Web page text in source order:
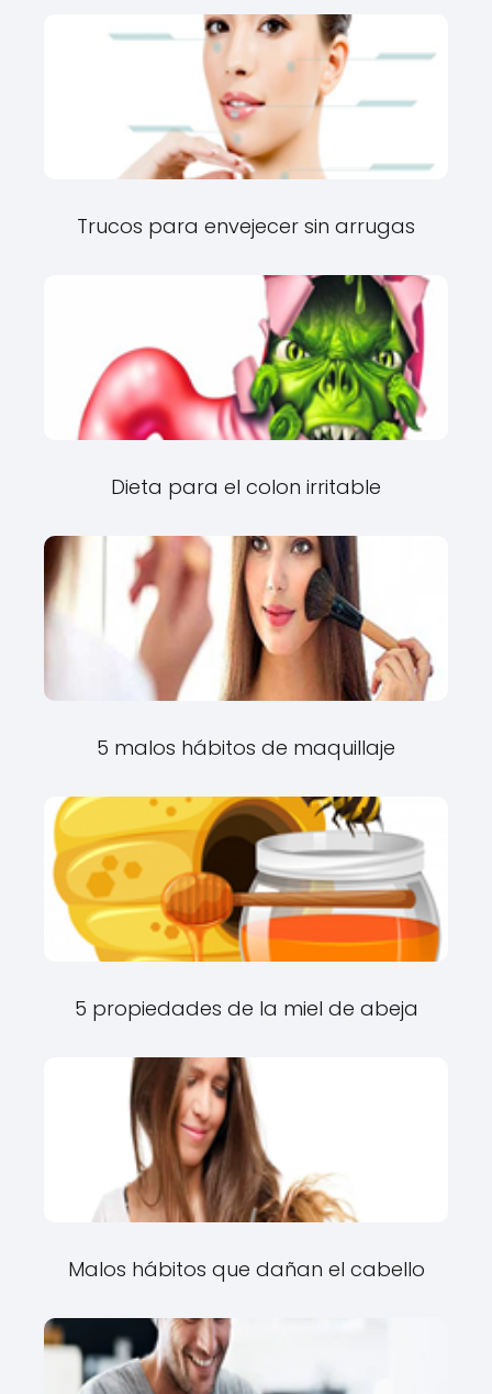
Trucos para envejecer sin arrugas
Dieta para el colon irritable
5 malos hábitos de maquillaje
5 propiedades de la miel de abeja
Malos hábitos que dañan el cabello